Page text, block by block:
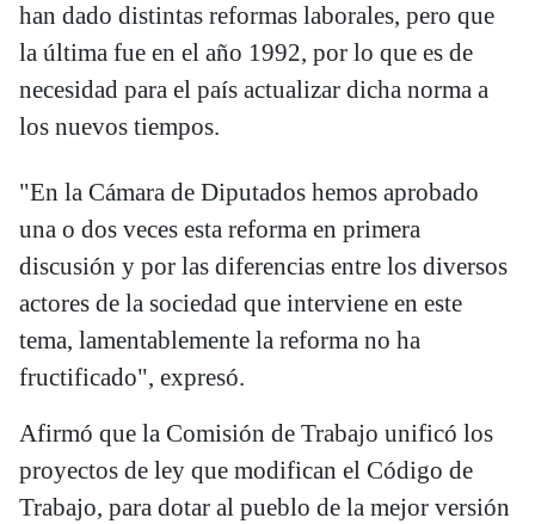
han dado distintas reformas laborales, pero que
la última fue en el año 1992, por lo que es de
necesidad para el país actualizar dicha norma a
los nuevos tiempos.
"En la Cámara de Diputados hemos aprobado
una o dos veces esta reforma en primera
discusión y por las diferencias entre los diversos
actores de la sociedad que interviene en este
tema, lamentablemente la reforma no ha
fructificado", expresó.
Afirmó que la Comisión de Trabajo unificó los
proyectos de ley que modifican el Código de
Trabajo, para dotar al pueblo de la mejor versión